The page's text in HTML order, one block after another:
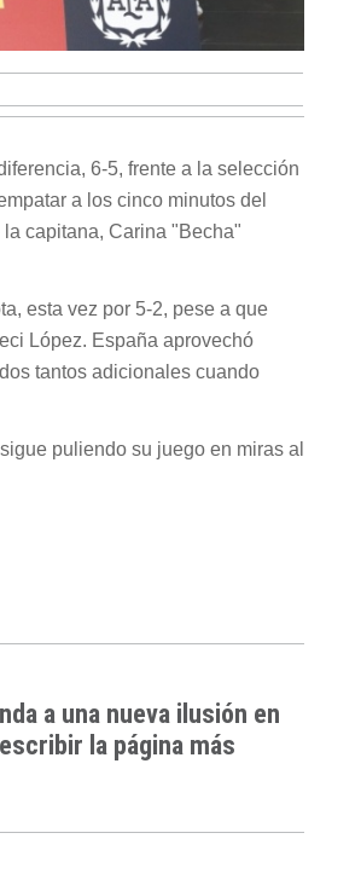
6-5, frente a la selección
a los cinco minutos del
capitana, Carina "Becha"
esta vez por 5-2, pese a que
López. España aprovechó
tantos adicionales cuando
puliendo su juego en miras al
a una nueva ilusión en
la página más